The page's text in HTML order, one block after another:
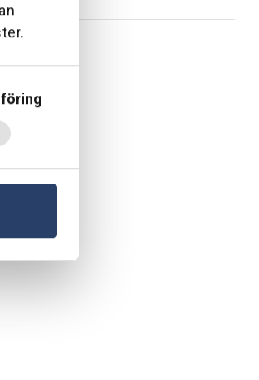
särskilt bra för användare med
Med sina individuellt reglerbara uttag